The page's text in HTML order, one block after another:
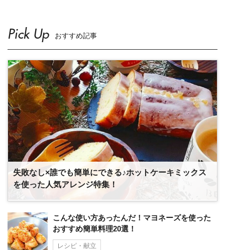
Pick Up おすすめ記事
失敗なし×誰でも簡単にできる♪ホットケーキミックス
を使った人気アレンジ特集！
こんな使い方あったんだ！マヨネーズを使った
おすすめ簡単料理20選！
レシピ・献立